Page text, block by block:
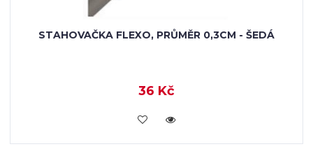
STAHOVAČKA FLEXO, PRŮMĚR 0,3CM - ŠEDÁ
36 Kč
VLOŽIT DO KOŠÍKU